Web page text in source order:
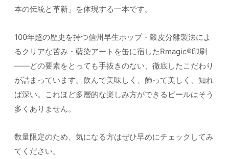
本の伝統と革新」を体現する一本です。
100年超の歴史を持つ信州早生ホップ・穀皮分離製法によ
るクリアな苦み・藍染アートを缶に宿したRmagic®印刷
——どの要素をとっても手抜きのない、徹底したこだわり
が詰まっています。飲んで美味しく、飾って美しく、知れ
ば深い。これほど多層的な楽しみ方ができるビールはそう
多くありません。
数量限定のため、気になる方はぜひ早めにチェックしてみ
てください。